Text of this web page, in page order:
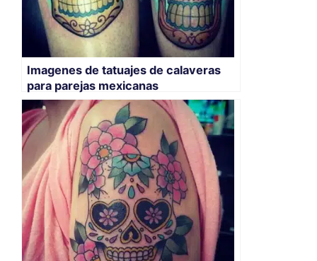
Imagenes de tatuajes de calaveras
para parejas mexicanas